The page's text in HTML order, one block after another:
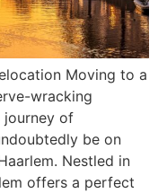
Moving to a
wracking
journey of
be on
Nestled in
offers a perfect